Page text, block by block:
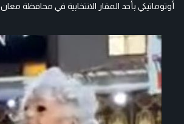
أوتوماتيكي بأحد المقار الانتخابية في محافظة معان.